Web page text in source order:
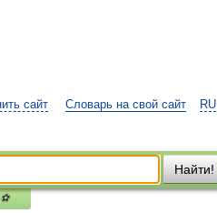
RU
сайт Словарь на свой сайт
Найти!